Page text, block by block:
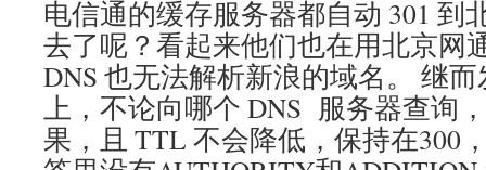
电信通的缓存服务器都自动 301 到
去了呢？看起来他们也在用北京网
DNS 也无法解析新浪的域名。 继
上，不论向哪个 DNS 服务器查询
果，且 TTL 不会降低，保持在300